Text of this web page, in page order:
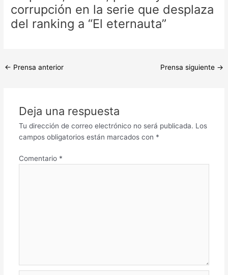
corrupción en la serie que desplaza
del ranking a “El eternauta”
← Prensa anterior Prensa siguiente →
Deja una respuesta
Tu dirección de correo electrónico no será publicada. Los
campos obligatorios están marcados con *
Comentario *